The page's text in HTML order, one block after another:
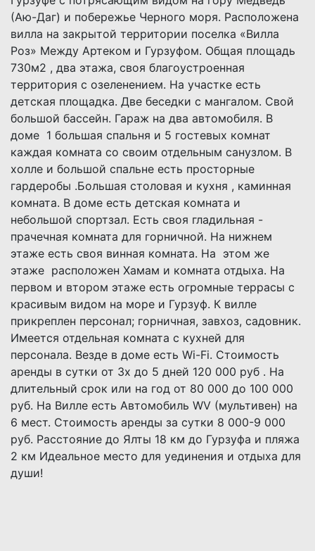
(Аю-Даг) и побережье Черного моря. Расположена
вилла на закрытой территории поселка «Вилла
Роз» Между Артеком и Гурзуфом. Общая площадь
730м2 , два этажа, своя благоустроенная
территория с озеленением. На участке есть
детская площадка. Две беседки с мангалом. Свой
большой бассейн. Гараж на два автомобиля. В
доме 1 большая спальня и 5 гостевых комнат
каждая комната со своим отдельным санузлом. В
холле и большой спальне есть просторные
гардеробы .Большая столовая и кухня , каминная
комната. В доме есть детская комната и
небольшой спортзал. Есть своя гладильная -
прачечная комната для горничной. На нижнем
этаже есть своя винная комната. На этом же
этаже расположен Хамам и комната отдыха. На
первом и втором этаже есть огромные террасы с
красивым видом на море и Гурзуф. К вилле
прикреплен персонал; горничная, завхоз, садовник.
Имеется отдельная комната с кухней для
персонала. Везде в доме есть Wi-Fi. Стоимость
аренды в сутки от 3х до 5 дней 120 000 руб . На
длительный срок или на год от 80 000 до 100 000
руб. На Вилле есть Автомобиль WV (мультивен) на
6 мест. Стоимость аренды за сутки 8 000-9 000
руб. Расстояние до Ялты 18 км до Гурзуфа и пляжа
2 км Идеальное место для уединения и отдыха для
души!